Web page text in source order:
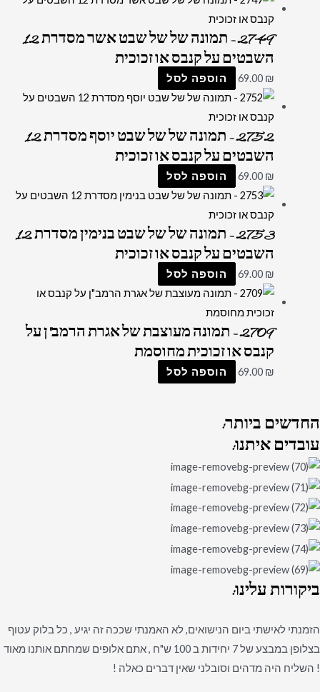
2749 – תמונה של של שבט אשר מסדרת 12
השבטים על קנבס או זכוכית
69.00 ₪ הוספה לסל
2752 – תמונה של של שבט יוסף מסדרת 12
השבטים על קנבס או זכוכית
69.00 ₪ הוספה לסל
2753 – תמונה של של שבט בנימין מסדרת 12
השבטים על קנבס או זכוכית
69.00 ₪ הוספה לסל
2709 – תמונה מעוצבת של אגרת הרמב"ן על
קנבס או זכוכית מחוסמת
69.00 ₪ הוספה לסל
החדשיםביותר:
עובדיםאיתנו:
ביקורותעלינו:
הזמנתי לאישתי ביום הנישואים, לא האמנתי שככה זה יגיע , כל בלוק עטוף
בצלופן במבצע של 7 יחידות ב 100 ש"ח , אתם אלופים שמחתם אותנו מאוד
! השליח היה מדהים וסובלני שאין דברים כאלה !